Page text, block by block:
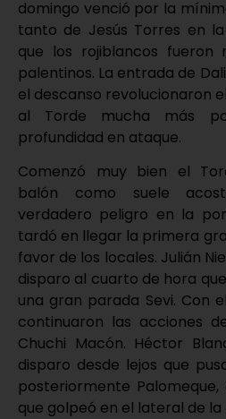
domingo venció por la
tanto de Jesús Torres en
que los rojiblancos fueron
palentinos. La entrada de
el descanso revolucionaron
al Torde mucha más
profundidad en ataque.
Comenzó muy bien el
balón como suele
verdadero peligro en la
tardó en llegar la primera
favor de los locales. Julián
disparo al cuarto de hora
una gran parada Sevi. Con
continuaron las acciones
Chuchi Macón. Héctor
disparo desde lejos que
posteriormente
que golpeó en el lateral de